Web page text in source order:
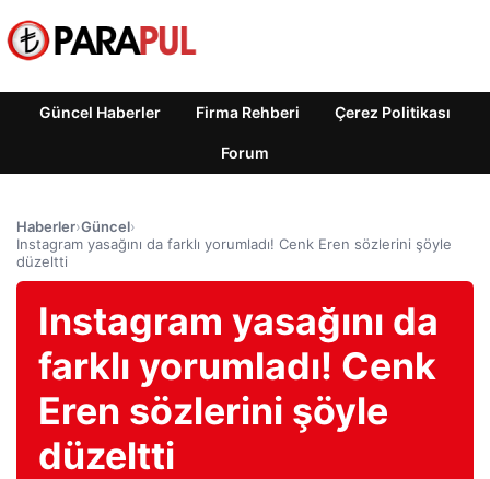
Güncel Haberler Firma Rehberi Çerez Politikası
Forum
Haberler›Güncel›
Instagram yasağını da farklı yorumladı! Cenk Eren sözlerini şöyle
düzeltti
Instagram yasağını da
farklı yorumladı! Cenk
Eren sözlerini şöyle
düzeltti